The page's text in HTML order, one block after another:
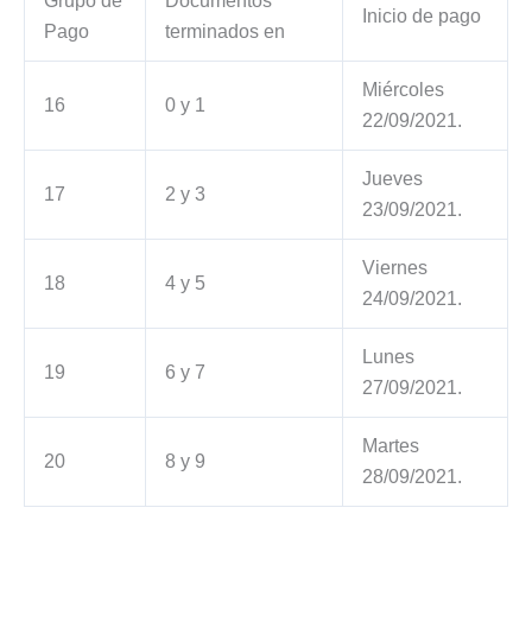
Pago
terminados en
Inicio de pago
16 0 y 1
Miércoles
22/09/2021.
17 2 y 3
Jueves
23/09/2021.
18 4 y 5
Viernes
24/09/2021.
19 6 y 7
Lunes
27/09/2021.
20 8 y 9
Martes
28/09/2021.